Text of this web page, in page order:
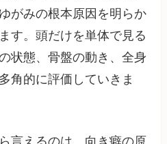
がみの根本原因を明らか
す。頭だけを単体で見る
状態、骨盤の動き、全身
角的に評価していきま